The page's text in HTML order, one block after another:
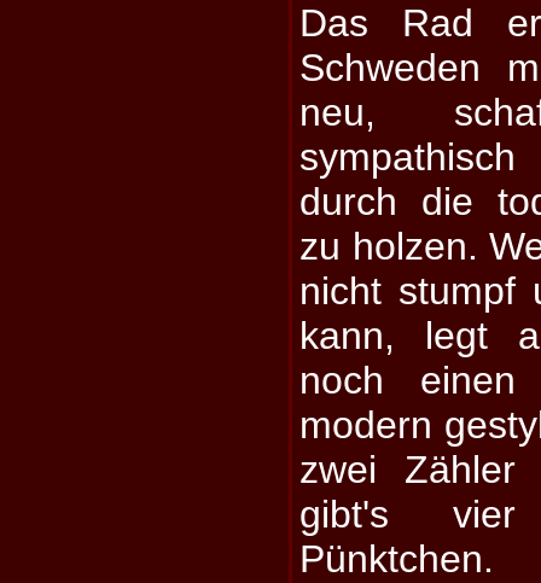
Das Rad
Schweden
neu,
durch die
zu holzen.
nicht stumpf
kann, legt
noch
modern
zwei
gibt's vier
Pünktchen.